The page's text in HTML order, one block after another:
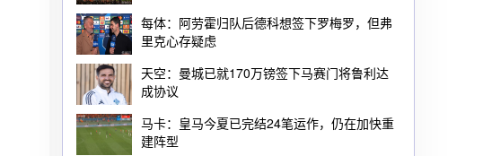
每体：阿劳霍归队后德科想签下罗梅罗，但弗
里克心存疑虑
天空：曼城已就170万镑签下马赛门将鲁利达
成协议
马卡：皇马今夏已完结24笔运作，仍在加快重
建阵型